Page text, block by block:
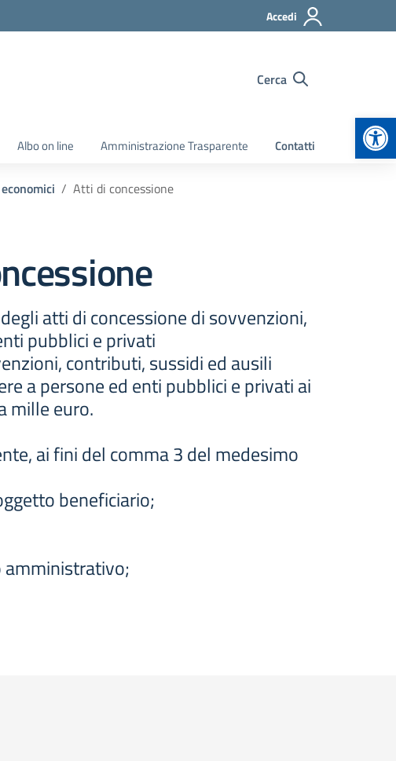
Accedi
Cerca
Albo on line Amministrazione Trasparente Contatti
Atti di concessione
atti di concessione di sovvenzioni,
pubblici e privati
contributi, sussidi ed ausili
a persone ed enti pubblici e privati ai
mille euro.
ai fini del comma 3 del medesimo
beneficiario;
amministrativo;